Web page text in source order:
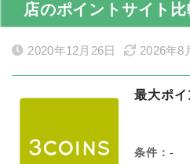
店のポイントサイト比
2020年12月26日 2026年8
最大ポイ
条件： -